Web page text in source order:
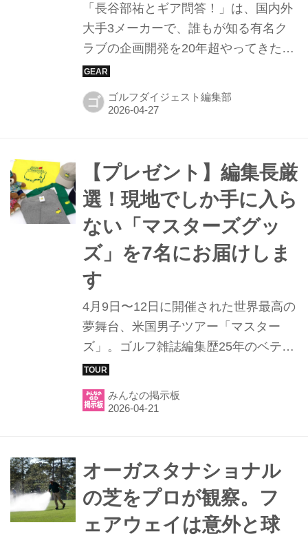
「長谷部祐とギア問答！」は、国内外
大手3メーカーで、誰もが知る有名ク
ラブの企画開発を20年超やってきたス
ペシャリストの長谷部祐氏に、クラブ
に関する疑問を投げかけ、今何が起こ
っているのか？ その真相を根掘り葉掘
ようです……。
ゴ ゴルフダイジェスト編集部
【プレゼント】編集長厳
選！現地でしか手に入ら
ない「マスターズグッ
ズ」を7名にお届けしま
す
4月9日〜12日に開催された世界最高の
夢舞台、米国男子ツアー「マスター
ズ」。ゴルフ雑誌編集歴25年のベテラ
ン編集長・菊地が現地へ飛び、取材に
あたりました。 今回はいつも読んでく
れている読者の皆様へのおみやげとし
ト」にまつわるエピソードを刻んだキ
ャップなど、マスターズの興奮をその
まま詰め込んだラインナップを計7名
にプレゼントします。応募は記事末か
みんなの掲示板
オーガスタナショナル
の芝をプロが観察。フ
ェアウェイは意外と球